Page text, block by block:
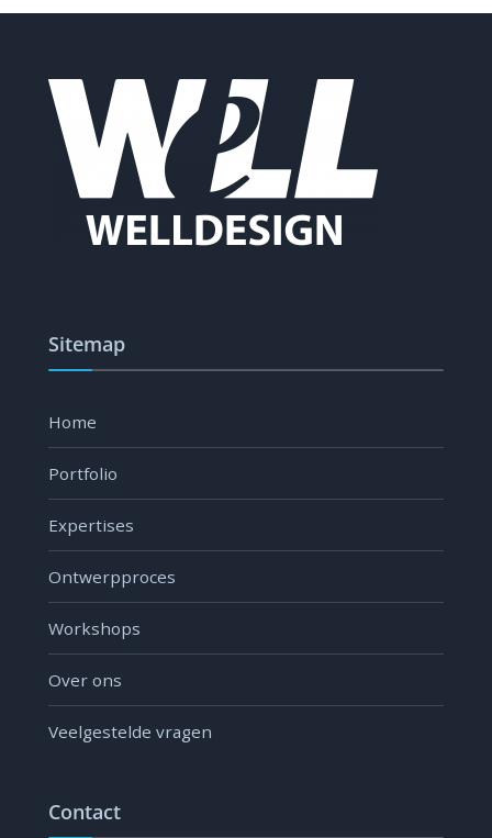
Sitemap
Home
Portfolio
Expertises
Ontwerpproces
Workshops
Over ons
Veelgestelde vragen
Contact